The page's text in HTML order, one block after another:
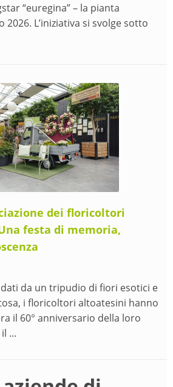
“euregina” – la pianta
2026. L’iniziativa si svolge sotto
dei floricoltori
festa di memoria,
da un tripudio di fiori esotici e
i floricoltori altoatesini hanno
il 60° anniversario della loro
...